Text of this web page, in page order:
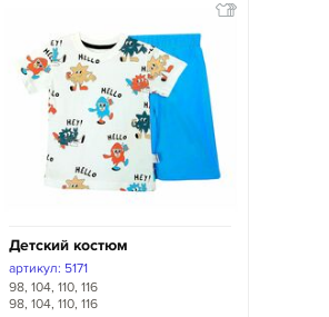
Детский костюм
артикул: 5171
98, 104, 110, 116
98, 104, 110, 116